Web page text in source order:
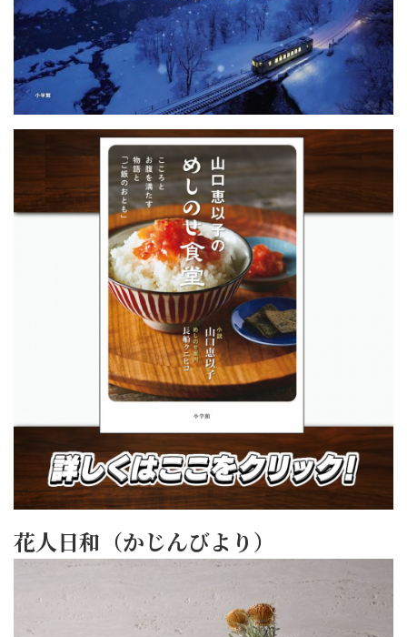
花人日和（かじんびより）